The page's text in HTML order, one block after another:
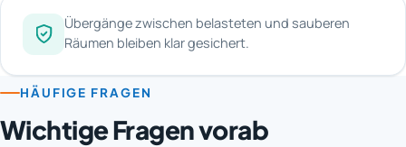
Übergänge zwischen belasteten und sauberen
Räumen bleiben klar gesichert.
HÄUFIGE FRAGEN
Wichtige Fragen vorab